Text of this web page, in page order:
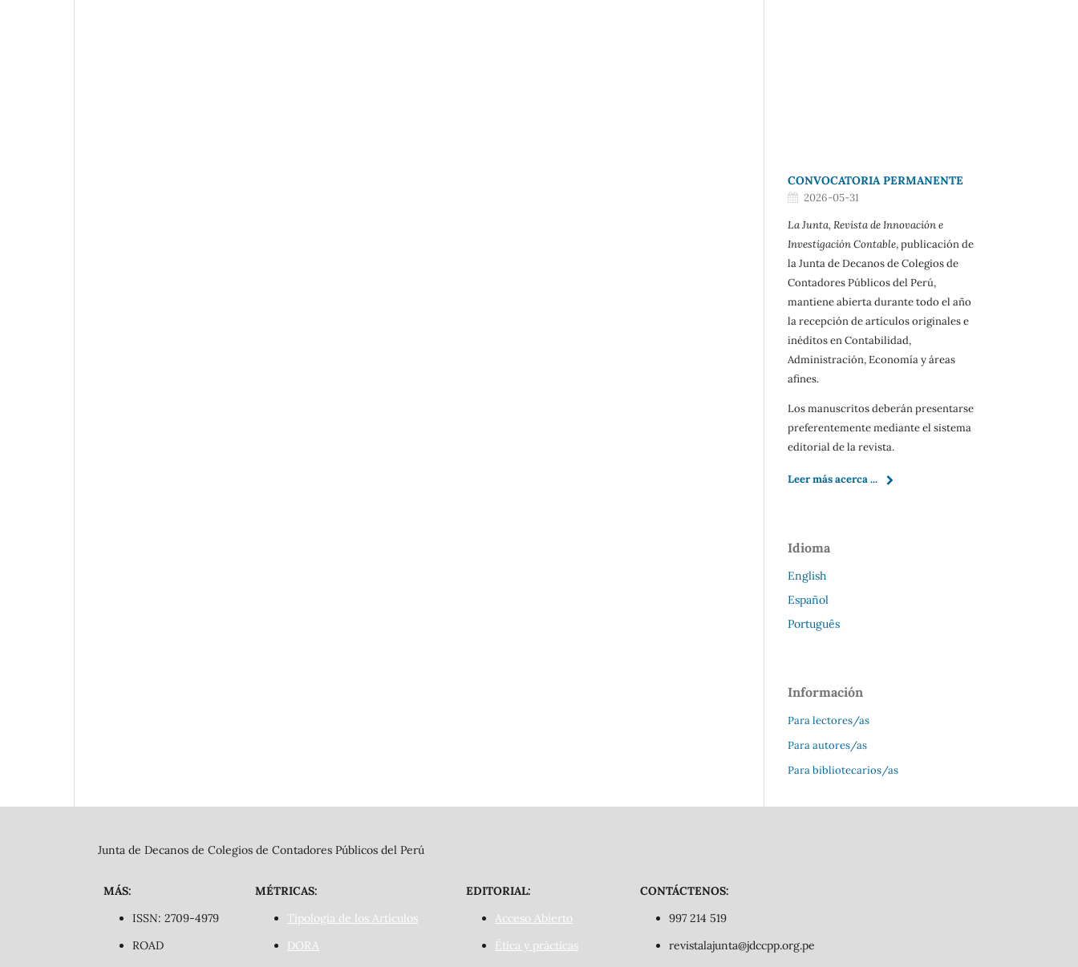
CONVOCATORIA PERMANENTE
2026-05-31
La Junta, Revista de Innovación e
Investigación Contable, publicación de
la Junta de Decanos de Colegios de
Contadores Públicos del Perú,
mantiene abierta durante todo el año
la recepción de artículos originales e
inéditos en Contabilidad,
Administración, Economía y áreas
afines.
Los manuscritos deberán presentarse
preferentemente mediante el sistema
editorial de la revista.
Leer más acerca ...
Idioma
English
Español
Português
Información
Para lectores/as
Para autores/as
Para bibliotecarios/as
Junta de Decanos de Colegios de Contadores Públicos del Perú
MÁS:
ISSN: 2709-4979
ROAD
MÉTRICAS:
Tipología de los Artículos
DORA
EDITORIAL:
Acceso Abierto
Ética y prácticas
CONTÁCTENOS:
997 214 519
revistalajunta@jdccpp.org.pe